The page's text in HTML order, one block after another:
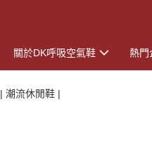
關於DK呼吸空氣鞋 熱門
| 潮流休閒鞋 |